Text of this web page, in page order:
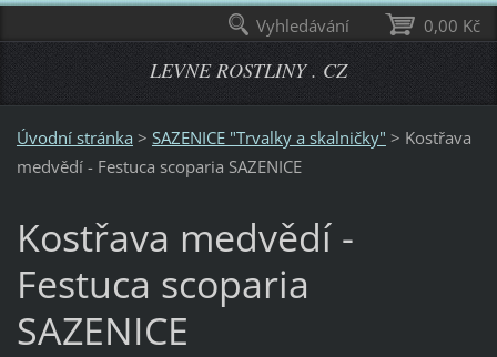
LEVNE ROSTLINY . CZ
Úvodní stránka > SAZENICE "Trvalky a skalničky" > Kostřava
medvědí - Festuca scoparia SAZENICE
Kostřava medvědí -
Festuca scoparia
SAZENICE
0,00 Kč
Vyhledávání